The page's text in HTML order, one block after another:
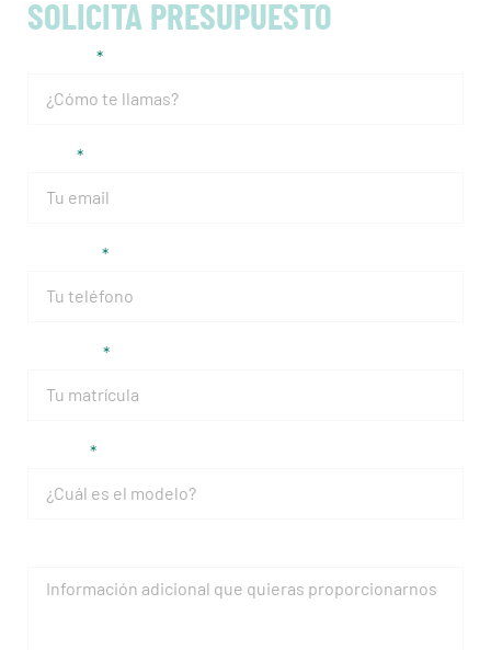
SOLICITA PRESUPUESTO